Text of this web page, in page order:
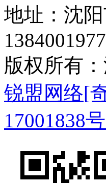
地址：沈
版权所有
锐盟网络[
17001838